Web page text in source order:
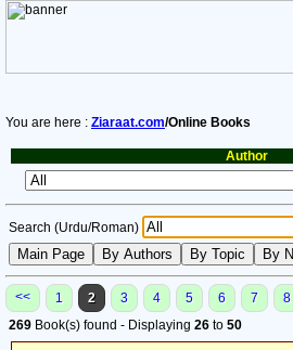
You are here : Ziaraat.com/Online Books
Author
Search (Urdu/Roman)
<< 1 2 3 4 5 6 7 8
269 Book(s) found - Displaying 26 to 50